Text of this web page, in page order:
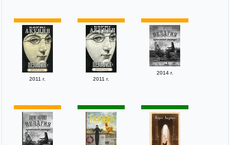
2011 г. 2011 г.
2014 г.